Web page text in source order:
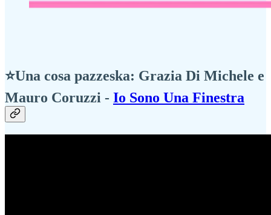
⭐Una cosa pazzeska: Grazia Di Michele e
Mauro Coruzzi - Io Sono Una Finestra